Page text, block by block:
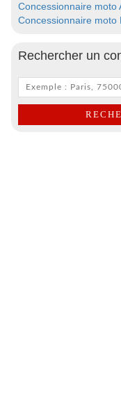
Concessionnaire moto
Concessionnaire moto
Rechercher un